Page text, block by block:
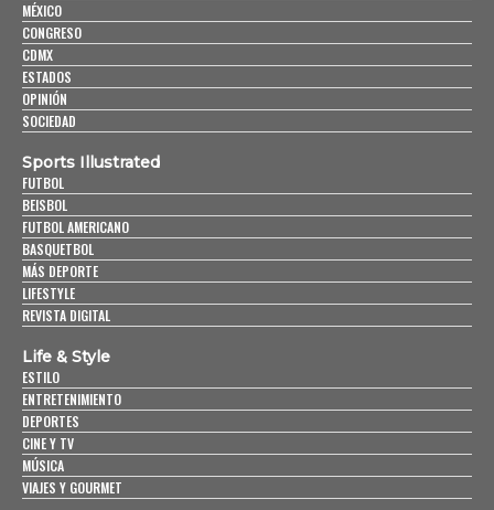
MÉXICO
CONGRESO
CDMX
ESTADOS
OPINIÓN
SOCIEDAD
Sports Illustrated
FUTBOL
BEISBOL
FUTBOL AMERICANO
BASQUETBOL
MÁS DEPORTE
LIFESTYLE
REVISTA DIGITAL
Life & Style
ESTILO
ENTRETENIMIENTO
DEPORTES
CINE Y TV
MÚSICA
VIAJES Y GOURMET